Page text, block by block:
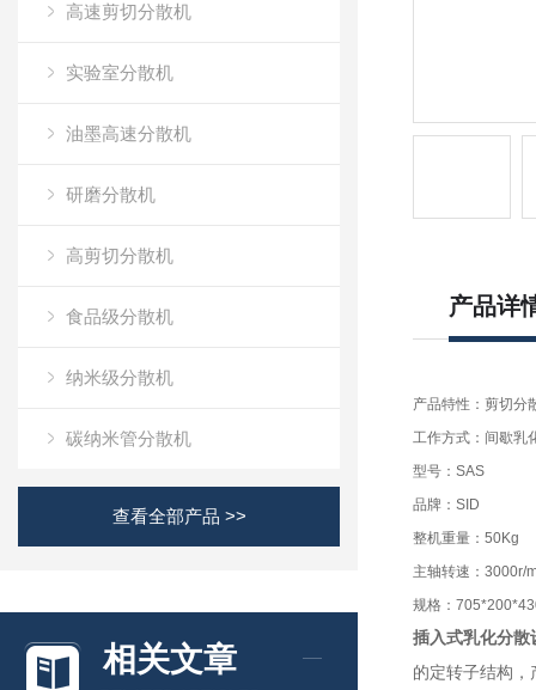
高速剪切分散机
实验室分散机
油墨高速分散机
研磨分散机
高剪切分散机
食品级分散机
纳米级分散机
碳纳米管分散机
查看全部产品 >>
相关文章
产品详
产品特性：剪切分
工作方式：间歇乳
型号：SAS
品牌：SID
整机重量：50Kg
主轴转速：3000r/
规格：
插入式乳化分散
的定转子结构